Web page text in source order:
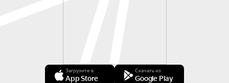
Загрузите в
App Store
Скачать из
Google Play